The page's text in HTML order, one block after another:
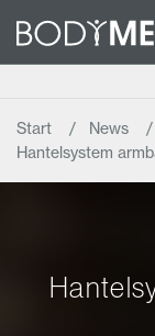
Start News
Hantelsystem